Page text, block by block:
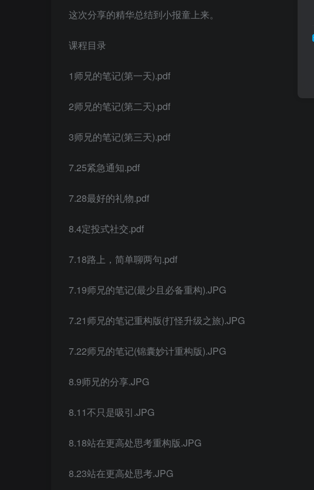
这次分享的精华总结到小报童上来。
课程目录
1师兄的笔记(第一天).pdf
2师兄的笔记(第二天).pdf
3师兄的笔记(第三天).pdf
7.25紧急通知.pdf
7.28最好的礼物.pdf
8.4定投式社交.pdf
7.18路上，简单聊两句.pdf
7.19师兄的笔记(最少且必备重构).JPG
7.21师兄的笔记重构版(打怪升级之旅).JPG
7.22师兄的笔记(锦囊妙计重构版).JPG
8.9师兄的分享.JPG
8.11不只是吸引.JPG
8.18站在更高处思考重构版.JPG
8.23站在更高处思考.JPG